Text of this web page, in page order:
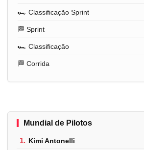
🏎️ Classificação Sprint
🏁 Sprint
🏎️ Classificação
🏁 Corrida
Mundial de Pilotos
1. Kimi Antonelli